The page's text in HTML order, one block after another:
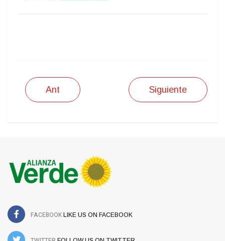
Ant Siguiente
FACEBOOK LIKE US ON FACEBOOK